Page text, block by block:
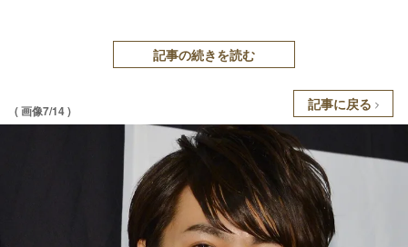
記事の続きを読む
( 画像7/14 ) 記事に戻る